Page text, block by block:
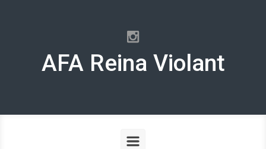
AFA Reina Violant